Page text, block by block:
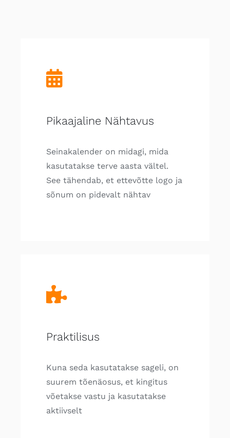
Pikaajaline Nähtavus
Seinakalender on midagi, mida
kasutatakse terve aasta vältel.
See tähendab, et ettevõtte logo ja
sõnum on pidevalt nähtav
Praktilisus
Kuna seda kasutatakse sageli, on
suurem tõenäosus, et kingitus
võetakse vastu ja kasutatakse
aktiivselt